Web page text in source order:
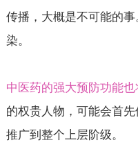
传播，大概是不可能的
染。
中医药的强大预防功能也
的权贵人物，可能会首
推广到整个上层阶级。